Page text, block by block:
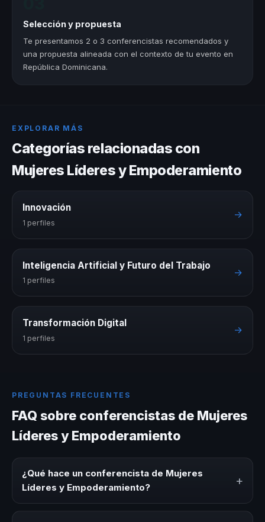
Selección y propuesta
Te presentamos 2 o 3 conferencistas recomendados y
una propuesta alineada con el contexto de tu evento en
República Dominicana.
EXPLORAR MÁS
Categorías relacionadas con
Mujeres Líderes y Empoderamiento
Innovación
1 perfiles
→
Inteligencia Artificial y Futuro del Trabajo
1 perfiles
→
Transformación Digital
1 perfiles
→
PREGUNTAS FRECUENTES
FAQ sobre conferencistas de Mujeres
Líderes y Empoderamiento
¿Qué hace un conferencista de Mujeres
Líderes y Empoderamiento?
+